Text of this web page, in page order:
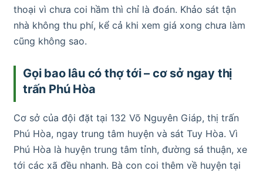
thoại vì chưa coi hầm thì chỉ là đoán. Khảo sát tận
nhà không thu phí, kể cả khi xem giá xong chưa làm
cũng không sao.
Gọi bao lâu có thợ tới – cơ sở ngay thị
trấn Phú Hòa
Cơ sở của đội đặt tại 132 Võ Nguyên Giáp, thị trấn
Phú Hòa, ngay trung tâm huyện và sát Tuy Hòa. Vì
Phú Hòa là huyện trung tâm tỉnh, đường sá thuận, xe
tới các xã đều nhanh. Bà con coi thêm về huyện tại